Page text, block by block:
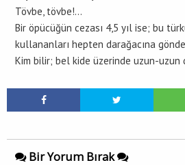
Tövbe, tövbe!…
Bir öpücüğün cezası 4,5 yıl ise; bu
kullananları hepten darağacına
Kim bilir; bel kide üzerinde uzun-uzun
Bir Yorum Bırak